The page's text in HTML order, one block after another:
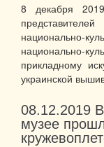
8 декабря
национально-
национально-
прикладному
украинской
08.12.2019
музее